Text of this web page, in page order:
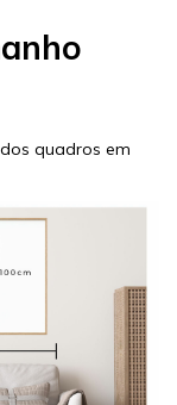
quadros em